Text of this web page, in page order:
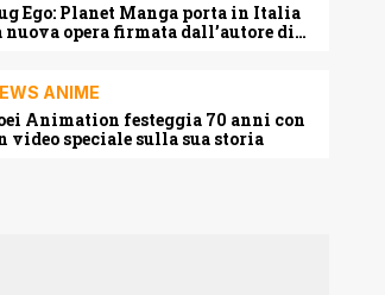
Ego: Planet Manga porta in Italia
nuova opera firmata dall’autore di
ANIME
Animation festeggia 70 anni con
video speciale sulla sua storia